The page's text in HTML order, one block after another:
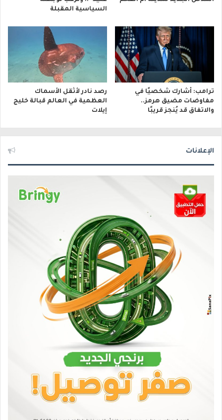
السياسية المقبلة
ترامب: أشارك شخصيًا في
مفاوضات مضيق هرمز..
والاتفاق قد يُنجز قريبًا
رصد نادر لأثقل الأسماك
العظمية في العالم قبالة خليج
إيلات
الإعلانات